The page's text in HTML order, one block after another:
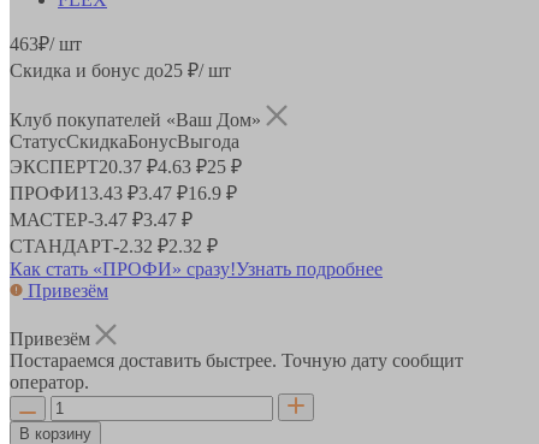
463₽/ шт
Скидка и бонус до25 ₽/ шт
Клуб покупателей «Ваш Дом»
СтатусСкидкаБонусВыгода
ЭКСПЕРТ20.37 ₽4.63 ₽25 ₽
ПРОФИ13.43 ₽3.47 ₽16.9 ₽
МАСТЕР-3.47 ₽3.47 ₽
СТАНДАРТ-2.32 ₽2.32 ₽
Как стать «ПРОФИ» сразу!Узнать подробнее
Привезём
Привезём
Постараемся доставить быстрее. Точную дату сообщит
оператор.
В корзину